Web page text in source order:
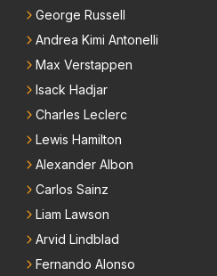
George Russell
Andrea Kimi Antonelli
Max Verstappen
Isack Hadjar
Charles Leclerc
Lewis Hamilton
Alexander Albon
Carlos Sainz
Liam Lawson
Arvid Lindblad
Fernando Alonso